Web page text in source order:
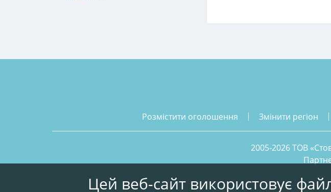
розмістити оголошення змінити регіон
2005-2026 ТОВ
Цей веб-сайт використовує